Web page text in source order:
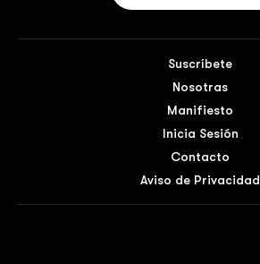
Suscríbete
Nosotras
Manifiesto
Inicia Sesión
Contacto
Aviso de Privacidad